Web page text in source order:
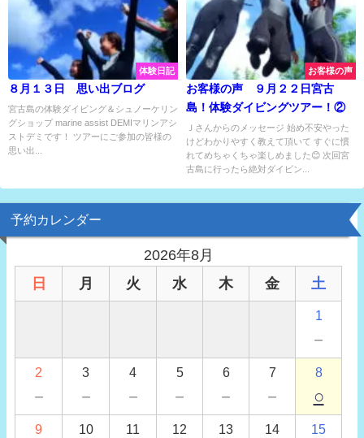
体験日記
８月１３日 思い出ブログ
宮古島の体験ダイビング＆シュノーケリン
グショップ marine assist DEMIマリンアシ
ストデミです！ ツアーにご参加の皆様の
思い出...
お客様の声
お客様の声 ９月２２日宮古
島！体験ダイビングツアー！②
Ｊさんからのメッセージ 始め不安やった
けどわかりやすく教えて頂いて すぐに慣
れてめちゃくちゃ楽しめました😊 次回宮
古島に行ったら絶対ダイビン...
予約カレンダー
2026年8月
日
月 火 水 木 金 土
1
－
2
－
3
－
4
－
5
－
6
－
7
－
8
○
9 10 11 12 13 14 15